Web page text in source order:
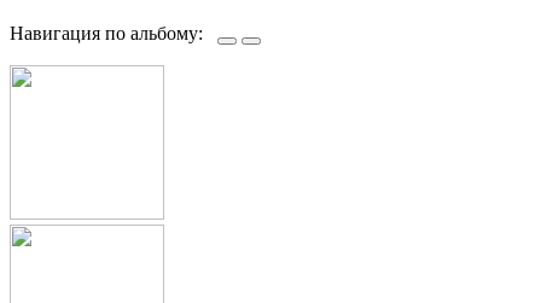
Навигация по альбому: